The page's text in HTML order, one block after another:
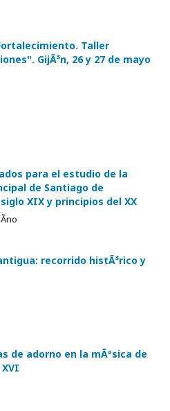
Fortalecimiento. Taller
GijÃ³n, 26 y 27 de mayo
para el estudio de la
de Santiago de
XIX y principios del XX
recorrido histÃ³rico y
de adorno en la mÃºsica de